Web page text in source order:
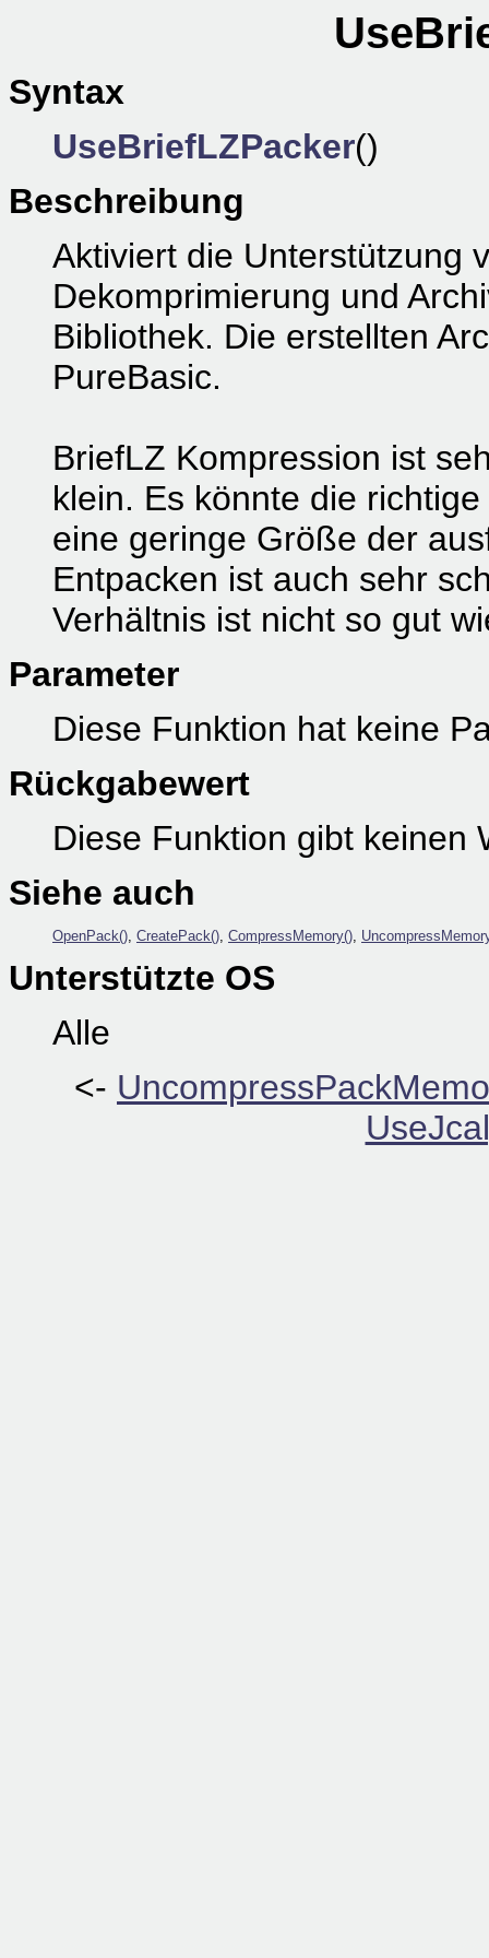
Syntax
UseBriefLZPacker()
Beschreibung
Aktiviert die Unterstützung
Dekomprimierung und
Bibliothek. Die erstellten
PureBasic.
BriefLZ Kompression ist
klein. Es könnte die
eine geringe Größe der
Entpacken ist auch sehr
Verhältnis ist nicht so gut
Parameter
Diese Funktion hat keine
Rückgabewert
Diese Funktion gibt keinen
Siehe auch
OpenPack(), CreatePack(), CompressMemory(),
Unterstützte OS
Alle
<-